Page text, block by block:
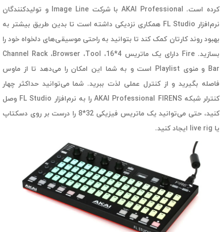
کرده است. AKAI Professional با شرکت Image Line و تولیدکنندگان
نرم‌افزار FL Studio همکاری نزدیکی داشته است تا بدین طریق بیشتر به
بهبود روند کارتان کمک کند تا بتوانید به راحتی موسیقی‌های دلخواه خود را
بسازید. Fire دارای یک ماتریس 4*16، Channel Rack ،Browser ،Tool
Bar و منوی Playlist است و به شما این امکان را می‌دهد تا از ماوس
فاصله بگیرید و از کنترل عملی لذت ببرید. شما می‌توانید حداکثر چهار
کنترلر شبکه AKAI Professional FIRENS را به نرم‌افزار FL Studio وصل
کنید، حتی می‌توانید یک ماتریس فیزیکی 32*8 را درست بر روی دسکتاپ
یا live rig ایجاد کنید.